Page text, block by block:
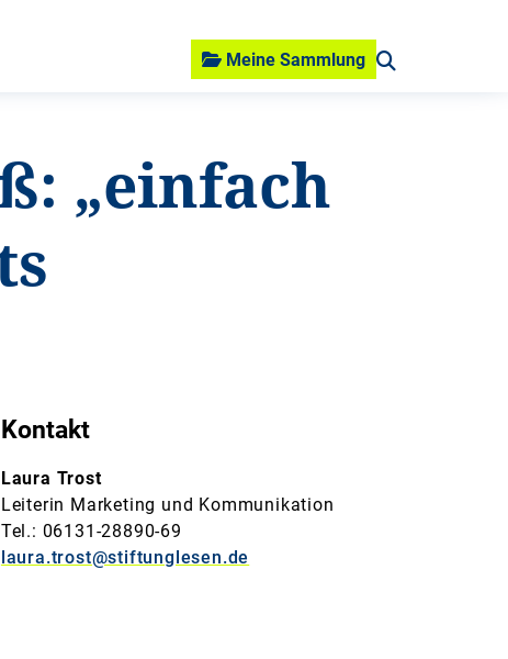
Meine Sammlung
„einfach
Kontakt
Laura Trost
Leiterin Marketing und Kommunikation
Tel.: 06131-28890-69
laura.trost@stiftunglesen.de